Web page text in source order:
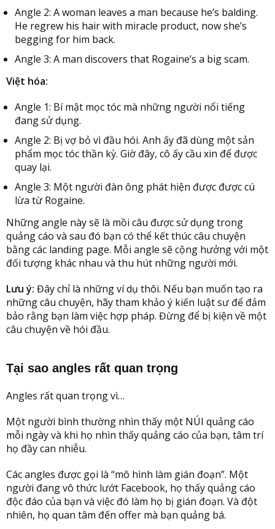
Angle 2: A woman leaves a man because he’s balding.
He regrew his hair with miracle product, now she’s
begging for him back.
Angle 3: A man discovers that Rogaine’s a big scam.
Việt hóa:
Angle 1: Bí mật mọc tóc mà những người nổi tiếng
đang sử dụng.
Angle 2: Bị vợ bỏ vì đầu hói. Anh ấy đã dùng một sản
phẩm mọc tóc thần kỳ. Giờ đây, cô ấy cầu xin để được
quay lại.
Angle 3: Một người đàn ông phát hiện được được cú
lừa từ Rogaine.
Những angle này sẽ là mồi câu được sử dụng trong
quảng cáo và sau đó bạn có thể kết thúc câu chuyện
bằng các landing page. Mỗi angle sẽ cộng hưởng với một
đối tượng khác nhau và thu hút những người mới.
Lưu ý: Đây chỉ là những ví dụ thôi. Nếu bạn muốn tạo ra
những câu chuyện, hãy tham khảo ý kiến ​​luật sư để đảm
bảo rằng bạn làm việc hợp pháp. Đừng để bị kiện về một
câu chuyện về hói đầu.
Tại sao angles rất quan trọng
Angles rất quan trọng vì…
Một người bình thường nhìn thấy một NÚI quảng cáo
mỗi ngày và khi họ nhìn thấy quảng cáo của bạn, tâm trí
họ đầy can nhiễu.
Các angles được gọi là “mô hình làm gián đoạn”. Một
người đang vô thức lướt Facebook, họ thấy quảng cáo
độc đáo của bạn và việc đó làm họ bị gián đoạn. Và đột
nhiên, họ quan tâm đến offer mà bạn quảng bá.